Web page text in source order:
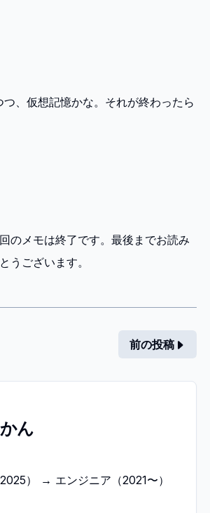
、仮想記憶かな。それが終わったら
のメモは終了です。最後までお読み
うございます。
前の投稿
ん
） → エンジニア（2021〜）